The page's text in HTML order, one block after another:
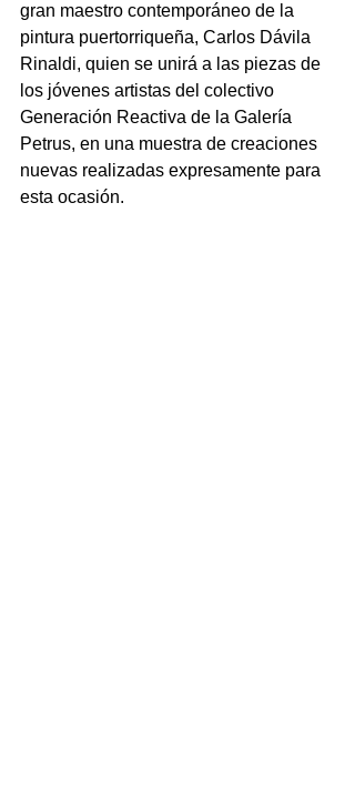
gran maestro contemporáneo de la
pintura puertorriqueña, Carlos Dávila
Rinaldi, quien se unirá a las piezas de
los jóvenes artistas del colectivo
Generación Reactiva de la Galería
Petrus, en una muestra de creaciones
nuevas realizadas expresamente para
esta ocasión.